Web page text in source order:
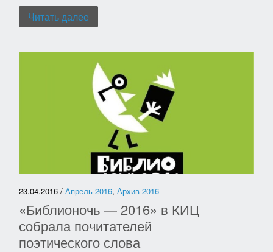
Читать далее
23.04.2016 / Апрель 2016, Архив 2016
«Библионочь — 2016» в КИЦ
собрала почитателей
поэтического слова